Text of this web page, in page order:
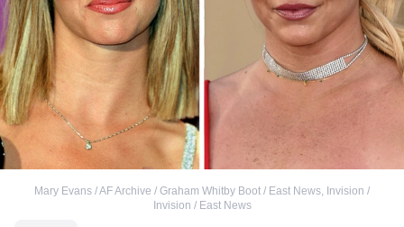
Mary Evans / AF Archive / Graham Whitby Boot / East News, Invision /
Invision / East News